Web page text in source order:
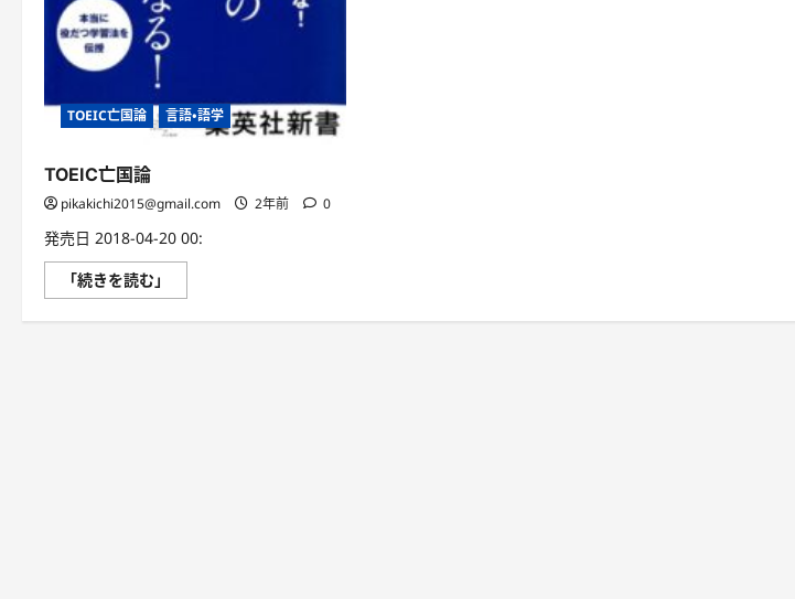
TOEIC亡国論 言語・語学
TOEIC亡国論
pikakichi2015@gmail.com 2年前 0
発売日 2018-04-20 00:
「続きを読む」
亡
論